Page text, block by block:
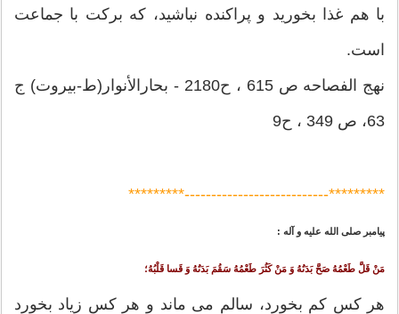
با هم غذا بخوريد و پراكنده نباشيد، كه بركت با جماعت
است.
نهج الفصاحه ص 615 ، ح2180 - بحارالأنوار(ط-بیروت) ج
63، ص 349 ، ح9
*********---------------------------*********
پيامبر صلى ‏الله‏ عليه ‏و ‏آله :
مَنْ قَلَّ طَعْمُهُ صَحَّ بَدَنُهُ وَ مَنْ كَثُرَ طَعْمُهُ سَقُمَ بَدَنُهُ وَ قَسا قَلْبُهُ؛
هر كس كم بخورد، سالم مى‏ ماند و هر كس زياد بخورد